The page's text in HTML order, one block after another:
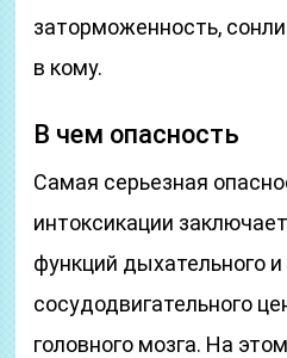
заторможенность,
в кому.
В чем опасность
Самая серьезная
интоксикации
функций дыхательного и
сосудодвигательного
головного мозга. На